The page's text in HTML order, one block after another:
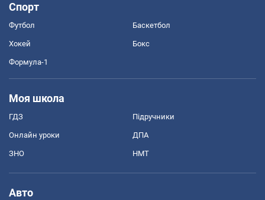
Спорт
Футбол Баскетбол
Хокей Бокс
Формула-1
Моя школа
ГДЗ Підручники
Онлайн уроки ДПА
ЗНО НМТ
Авто